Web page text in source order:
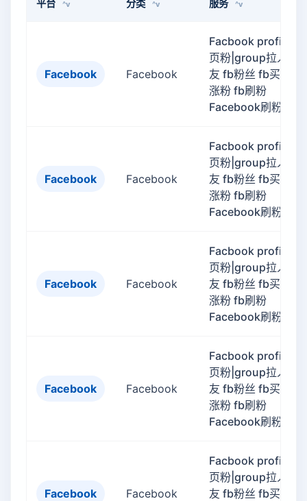
平台 分类 服务
Facebook Facebook
Facbook profile主
页粉|group拉人|好
友 fb粉丝 fb买粉 fb
涨粉 fb刷粉
Facebook刷粉
Facebook Facebook
Facbook profile主
页粉|group拉人|好
友 fb粉丝 fb买粉 fb
涨粉 fb刷粉
Facebook刷粉
Facebook Facebook
Facbook profile主
页粉|group拉人|好
友 fb粉丝 fb买粉 fb
涨粉 fb刷粉
Facebook刷粉
Facebook Facebook
Facbook profile主
页粉|group拉人|好
友 fb粉丝 fb买粉 fb
涨粉 fb刷粉
Facebook刷粉
Facebook Facebook
Facbook profile主
页粉|group拉人|好
友 fb粉丝 fb买粉 fb